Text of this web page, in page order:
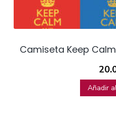
Camiseta Keep
Añadir